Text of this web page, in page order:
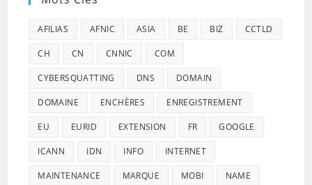
AFILIAS AFNIC ASIA BE BIZ CCTLD
CH CN CNNIC COM
CYBERSQUATTING DNS DOMAIN
DOMAINE ENCHÈRES ENREGISTREMENT
EU EURID EXTENSION FR GOOGLE
ICANN IDN INFO INTERNET
MAINTENANCE MARQUE MOBI NAME